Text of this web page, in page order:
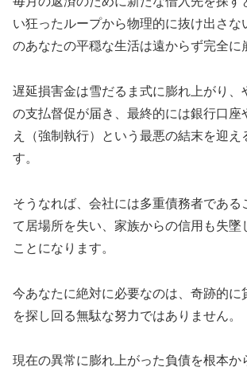
い狂ったループから物理的に抜け出さな
のあなたの平穏な生活は遠からず完全に
遅延損害金は雪だるま式に膨れ上がり、
の支払督促が届き、最終的には銀行口座
え（強制執行）という最悪の結末を迎え
す。
そうなれば、会社には多重債務者である
て居場所を失い、家族からの信用も失墜
ことになります。
今あなたに絶対に必要なのは、奇跡的に
を探し回る無駄な努力ではありません。
現在の異常に膨れ上がった負債を根本か